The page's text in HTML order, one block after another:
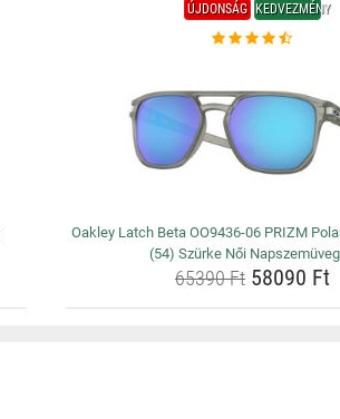
ÚJDONSÁG KEDVEZMÉNY
Oakley Latch Beta OO9436-06 PRIZM
(54) Szürke Női
65390 Ft58090 Ft